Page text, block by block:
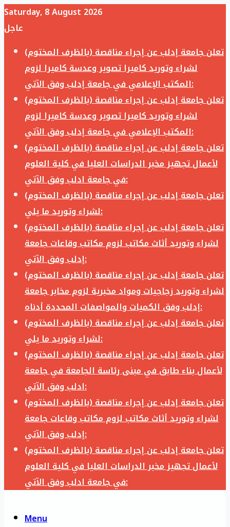
Saturday, 8 August 2026
عاجل
تعلن جامعة إدلب عن إجراء مناقصة (بالظرف المختوم)
لشراء وتوريد كاميرا تصوير وعدسة كاميرا لزوم
المكتب الإعلامي في جامعة إدلب وفق الآتي:
تعلن جامعة إدلب عن إجراء مناقصة (بالظرف المختوم)
لشراء وتوريد كاميرا تصوير وعدسة كاميرا لزوم
المكتب الإعلامي في جامعة إدلب وفق الآتي:
تعلن جامعة إدلب عن إجراء مناقصة (بالظرف المختوم)
لأعمال تجهيز مخبر الدراسات العليا في كلية العلوم
في جامعة ادلب وفق الآتي:
تعلن جامعة إدلب عن إجراء مناقصة (بالظرف المختوم)
لشراء وتوريد ما يلي:
تعلن جامعة إدلب عن إجراء مناقصة (بالظرف المختوم)
لشراء وتوريد أثاث مكاتب لزوم مكاتب وقاعات جامعة
إدلب وفق الآتي:
تعلن جامعة إدلب عن إجراء مناقصة (بالظرف المختوم)
لشراء وتوريد زجاجيات ومواد مخبرية لزوم مخابر جامعة
إدلب وفق الكميات والمواصفات المحددة أدناه:
تعلن جامعة إدلب عن إجراء مناقصة (بالظرف المختوم)
لشراء وتوريد ما يلي:
تعلن جامعة إدلب عن إجراء مناقصة (بالظرف المختوم)
لأعمال بناء طابق في مبنى رئاسة الجامعة في جامعة
ادلب وفق الآتي:
تعلن جامعة إدلب عن إجراء مناقصة (بالظرف المختوم)
لشراء وتوريد أثاث مكاتب لزوم مكاتب وقاعات جامعة
إدلب وفق الآتي:
تعلن جامعة إدلب عن إجراء مناقصة (بالظرف المختوم)
لأعمال تجهيز مخبر الدراسات العليا في كلية العلوم
في جامعة ادلب وفق الآتي:
Menu